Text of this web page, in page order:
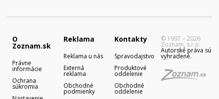
O
Zoznam.sk
Právne
informácie
Ochrana
súkromia
Reklama
Reklama u nás
Externá
reklama
Obchodné
podmienky
Kontakty
Spravodajstvo
Produktové
oddelenie
Obchodné
oddelenie
© 1997 – 2026
Zoznam, s.r.o.
Autorské práva sú
vyhradené.